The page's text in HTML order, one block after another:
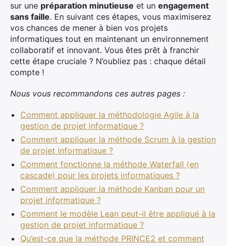
sur une préparation minutieuse et un engagement
sans faille. En suivant ces étapes, vous maximiserez
vos chances de mener à bien vos projets
informatiques tout en maintenant un environnement
collaboratif et innovant. Vous êtes prêt à franchir
cette étape cruciale ? N’oubliez pas : chaque détail
compte !
Nous vous recommandons ces autres pages :
Comment appliquer la méthodologie Agile à la
gestion de projet informatique ?
Comment appliquer la méthode Scrum à la gestion
de projet informatique ?
Comment fonctionne la méthode Waterfall (en
cascade) pour les projets informatiques ?
Comment appliquer la méthode Kanban pour un
projet informatique ?
Comment le modèle Lean peut-il être appliqué à la
gestion de projet informatique ?
Qu’est-ce que la méthode PRINCE2 et comment